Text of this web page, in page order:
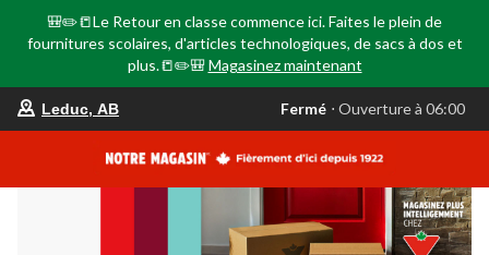
🎒✏️📒Le Retour en classe commence ici. Faites le plein de
fournitures scolaires, d'articles technologiques, de sacs à dos et
plus.📒✏️🎒 Magasinez maintenant
votre
est
AB,
Fermé,
Ouverture
Leduc, AB Fermé ⋅ Ouverture à 06:00